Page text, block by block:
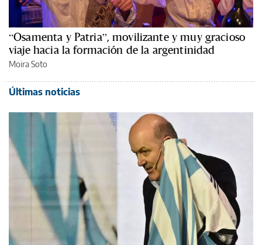
“Osamenta y Patria”, movilizante y muy gracioso
viaje hacia la formación de la argentinidad
Moira Soto
Últimas noticias